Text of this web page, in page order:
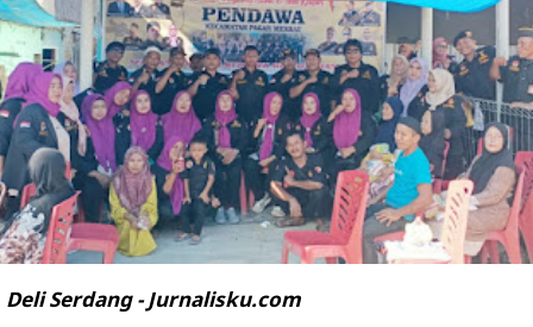
Deli Serdang - Jurnalisku.com